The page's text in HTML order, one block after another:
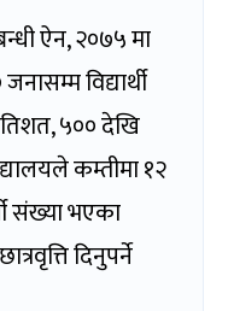
ऐन, २०७५ मा
विद्यार्थी
५०० देखि
कम्तीमा १२
संख्या भएका
दिनुपर्ने